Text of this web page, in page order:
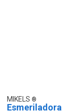
MIKELS
Esmeriladora